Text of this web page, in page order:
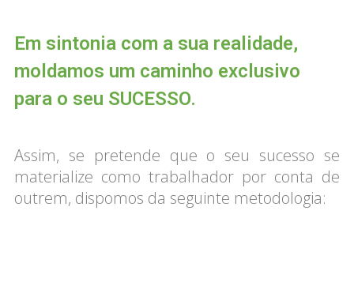
Em sintonia com a sua realidade,
moldamos um caminho exclusivo
para o seu SUCESSO.
Assim, se pretende que o seu sucesso se
materialize como trabalhador por conta de
outrem, dispomos da seguinte metodologia: